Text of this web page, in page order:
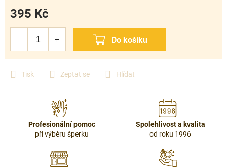
Tisk Zeptat se Hlídat
395 Kč
Profesionální pomoc
při výběru šperku
Spolehlivost a kvalita
od roku 1996